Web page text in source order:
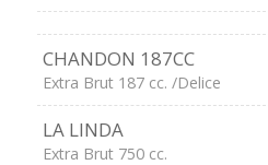
CHANDON 187CC
Extra Brut 187 cc. /Delice
LA LINDA
Extra Brut 750 cc.